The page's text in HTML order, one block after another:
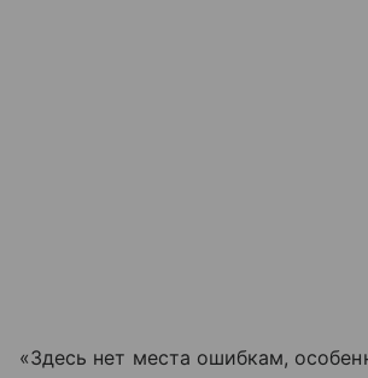
«Здесь нет места ошибкам,